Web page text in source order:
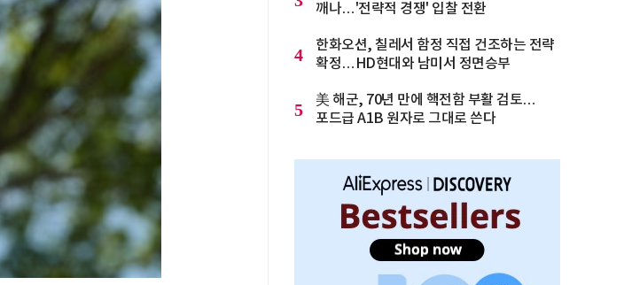
깨나…'전략적 경쟁' 입찰 전환
4
한화오션, 칠레서 함정 직접 건조하는 전략
확정…HD현대와 남미서 정면승부
5
美 해군, 70년 만에 핵전함 부활 검토…
포드급 A1B 원자로 그대로 쓴다